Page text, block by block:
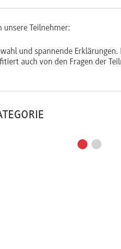
unsere Teilnehmer:
und spannende
auch von den Fragen der